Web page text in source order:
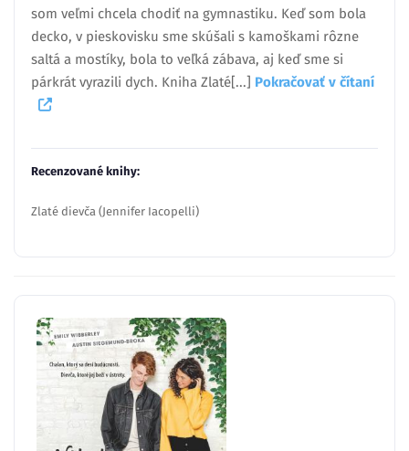
som veľmi chcela chodiť na gymnastiku. Keď som bola
decko, v pieskovisku sme skúšali s kamoškami rôzne
saltá a mostíky, bola to veľká zábava, aj keď sme si
párkrát vyrazili dych. Kniha Zlaté[...] Pokračovať v čítaní
Recenzované knihy:
Zlaté dievča (Jennifer Iacopelli)